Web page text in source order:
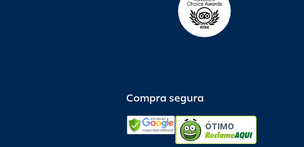
Compra segura
ÓTIMO